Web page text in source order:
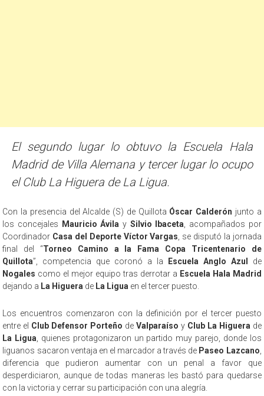
El segundo lugar lo obtuvo la Escuela Hala
Madrid de Villa Alemana y tercer lugar lo ocupo
el Club La Higuera de La Ligua.
Con la presencia del Alcalde (S) de Quillota Óscar Calderón junto a
los concejales
Mauricio Ávila y Silvio Ibaceta , acompañados por
Coordinador Casa del Deporte Víctor Vargas , se disputó la jornada
final del “Torneo Camino a la Fama Copa Tricentenario de
Quillota”, competencia que coronó a la Escuela Anglo Azul
de
Nogales como el mejor equipo tras derrotar a Escuela Hala Madrid
dejando a La Higuera de La Ligua en el tercer puesto.
Los encuentros comenzaron con la definición por el tercer puesto
entre el Club Defensor Porteño de Valparaíso y Club La Higuera de
La Ligua , quienes protagonizaron un partido muy parejo, donde los
liguanos sacaron ventaja en el marcador a través de Paseo Lazcano
diferencia que pudieron aumentar con un penal a favor que
desperdiciaron, aunque de todas maneras les bastó para quedarse
con la victoria y cerrar su participación con una alegría.